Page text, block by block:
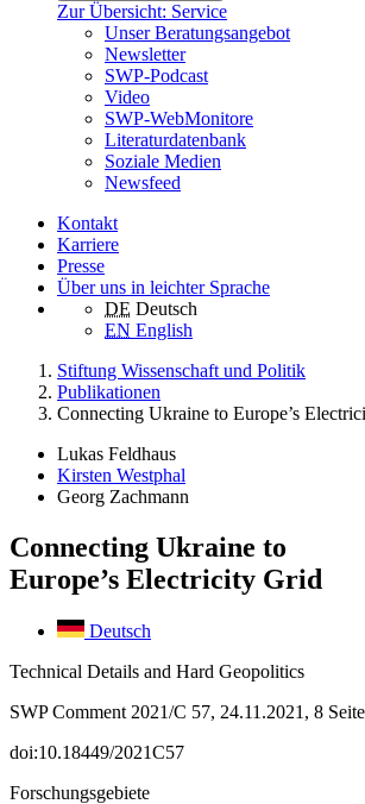
Zur Übersicht: Service
Unser Beratungsangebot
Newsletter
SWP-Podcast
Video
SWP-WebMonitore
Literaturdatenbank
Soziale Medien
Newsfeed
Kontakt
Karriere
Presse
Über uns in leichter Sprache
DE Deutsch
EN English
Stiftung Wissenschaft und Politik
Publikationen
Connecting Ukraine to Europe’s
Lukas Feldhaus
Kirsten Westphal
Georg Zachmann
Connecting Ukraine to
Europe’s Electricity Grid
Deutsch
Technical Details and Hard Geopolitics
SWP Comment 2021/C 57, 24.11.2021, 8
doi:10.18449/2021C57
Forschungsgebiete